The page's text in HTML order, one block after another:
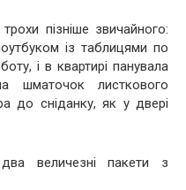
пізніше звичайного:
із таблицями по
і в квартирі панувала
шматочок листкового
до сніданку, як у двері
величезні пакети з